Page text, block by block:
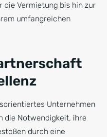
die Vermietung bis hin zur
umfangreichen
Unternehmen
die Notwendigkeit, ihre
durch eine